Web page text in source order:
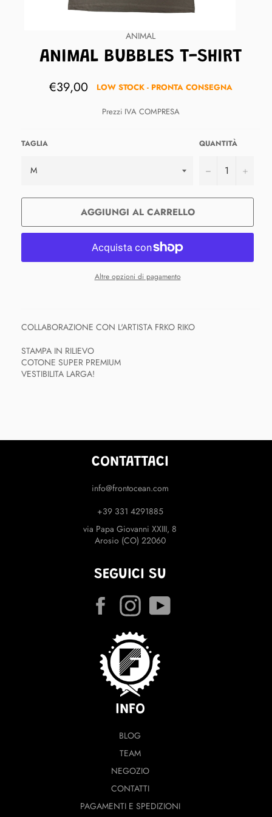
ANIMAL
ANIMAL BUBBLES T-SHIRT
Prezzo
di
€39,00 LOW STOCK - PRONTA CONSEGNA
Prezzi IVA COMPRESA
TAGLIA QUANTITÀ
− +
AGGIUNGI AL CARRELLO
Altre opzioni di pagamento
COLLABORAZIONE CON L'ARTISTA FRKO RIKO
STAMPA IN RILIEVO
COTONE SUPER PREMIUM
VESTIBILITA LARGA!
CONTATTACI
info@frontocean.com
+39 331 4291885
via Papa Giovanni XXIII, 8
Arosio (CO) 22060
SEGUICI SU
Facebook Instagram
INFO
BLOG
TEAM
NEGOZIO
CONTATTI
PAGAMENTI E SPEDIZIONI